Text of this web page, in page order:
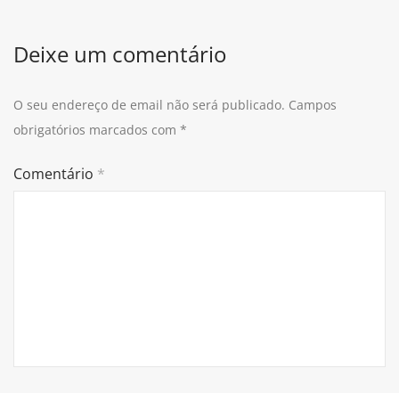
Deixe um comentário
O seu endereço de email não será publicado. Campos
obrigatórios marcados com *
Comentário *